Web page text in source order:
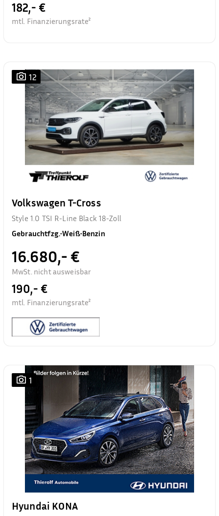
182,- €
mtl. Finanzierungsrate²
12
Volkswagen T-Cross
Style 1.0 TSI R-Line Black 18-Zoll
Gebrauchtfzg.•Weiß•Benzin
16.680,- €
MwSt. nicht ausweisbar
190,- €
mtl. Finanzierungsrate²
1
Hyundai KONA